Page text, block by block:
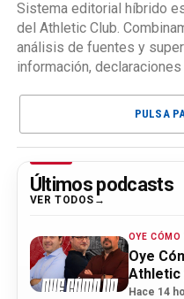
Sistema editorial híbrido
del Athletic Club.
análisis de fuentes y
información,
PULSA
Últimos podcasts
VER TODOS
OYE CÓMO
Oye
Athletic
Hace 14